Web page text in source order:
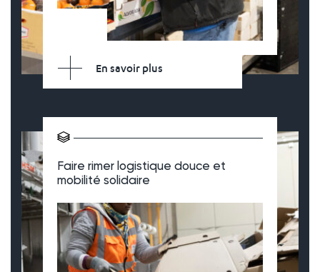
En savoir plus
Faire rimer logistique douce et
mobilité solidaire